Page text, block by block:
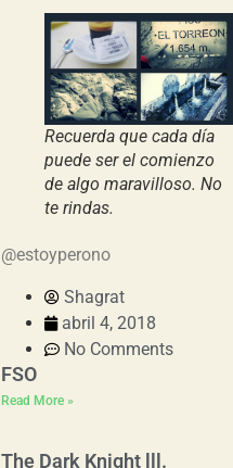
Recuerda que cada día
puede ser el comienzo
de algo maravilloso. No
te rindas.
@estoyperono
Shagrat
abril 4, 2018
No Comments
FSO
Read More »
The Dark Knight lll.